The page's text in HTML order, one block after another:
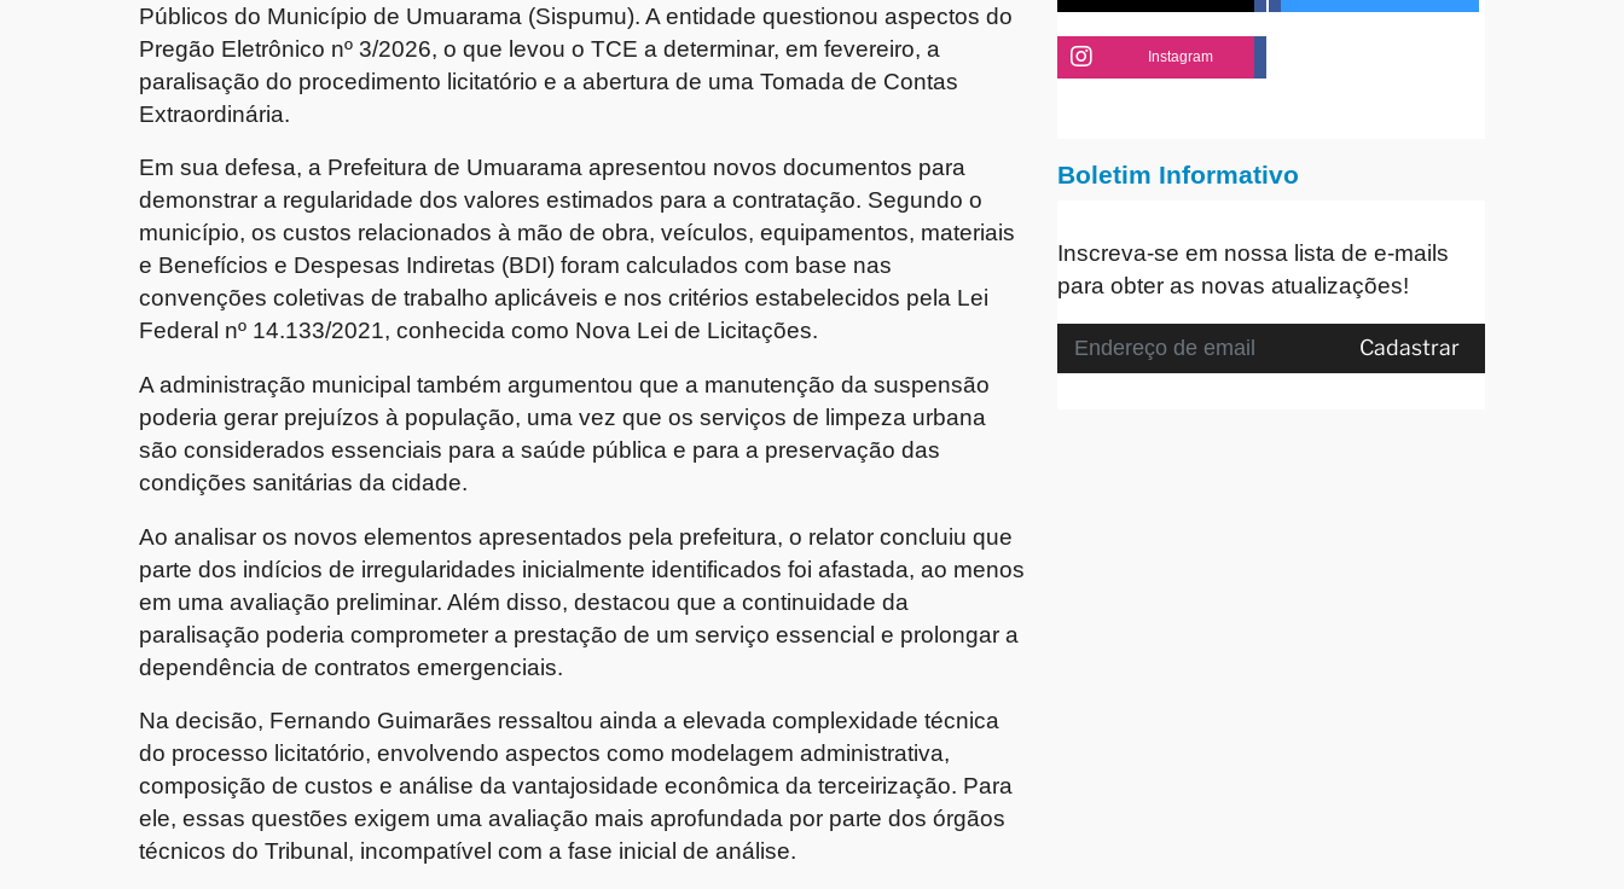
Públicos do Município de Umuarama (Sispumu). A entidade questionou aspectos do
Pregão Eletrônico nº 3/2026, o que levou o TCE a determinar, em fevereiro, a
paralisação do procedimento licitatório e a abertura de uma Tomada de Contas
Extraordinária.
Em sua defesa, a Prefeitura de Umuarama apresentou novos documentos para
demonstrar a regularidade dos valores estimados para a contratação. Segundo o
município, os custos relacionados à mão de obra, veículos, equipamentos, materiais
e Benefícios e Despesas Indiretas (BDI) foram calculados com base nas
convenções coletivas de trabalho aplicáveis e nos critérios estabelecidos pela Lei
Federal nº 14.133/2021, conhecida como Nova Lei de Licitações.
A administração municipal também argumentou que a manutenção da suspensão
poderia gerar prejuízos à população, uma vez que os serviços de limpeza urbana
são considerados essenciais para a saúde pública e para a preservação das
condições sanitárias da cidade.
Ao analisar os novos elementos apresentados pela prefeitura, o relator concluiu que
parte dos indícios de irregularidades inicialmente identificados foi afastada, ao menos
em uma avaliação preliminar. Além disso, destacou que a continuidade da
paralisação poderia comprometer a prestação de um serviço essencial e prolongar a
dependência de contratos emergenciais.
Na decisão, Fernando Guimarães ressaltou ainda a elevada complexidade técnica
do processo licitatório, envolvendo aspectos como modelagem administrativa,
composição de custos e análise da vantajosidade econômica da terceirização. Para
ele, essas questões exigem uma avaliação mais aprofundada por parte dos órgãos
técnicos do Tribunal, incompatível com a fase inicial de análise.
Instagram
Boletim Informativo
Inscreva-se em nossa lista de e-mails
para obter as novas atualizações!
Cadastrar